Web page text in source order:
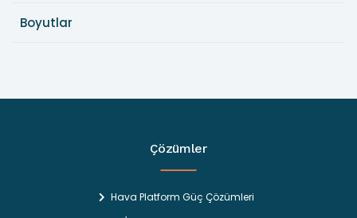
Boyutlar
Çözümler
Hava Platform Güç Çözümleri